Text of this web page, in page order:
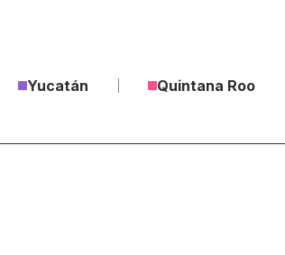
Yucatán Quintana Roo